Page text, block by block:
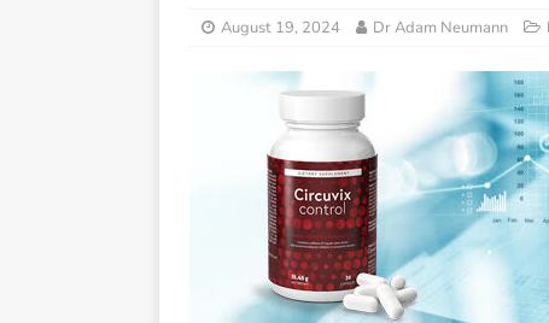
August 19, 2024 Dr Adam Neumann